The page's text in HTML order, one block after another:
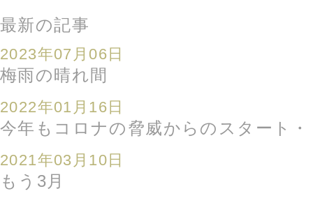
最新の記事
2023年07月06日
梅雨の晴れ間
2022年01月16日
今年もコロナの脅威からのスタート・
2021年03月10日
もう3月